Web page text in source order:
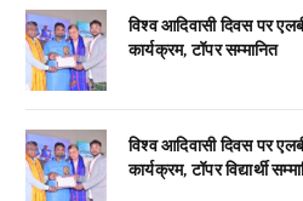
विश्व आदिवासी दिवस पर
कार्यक्रम, टॉपर सम्मानित
विश्व आदिवासी दिवस पर
कार्यक्रम, टॉपर विद्यार्थी